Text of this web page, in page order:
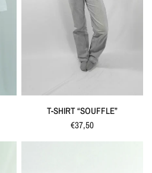
SCHNELLANSICHT
T-SHIRT “SOUFFLE”
€37,50